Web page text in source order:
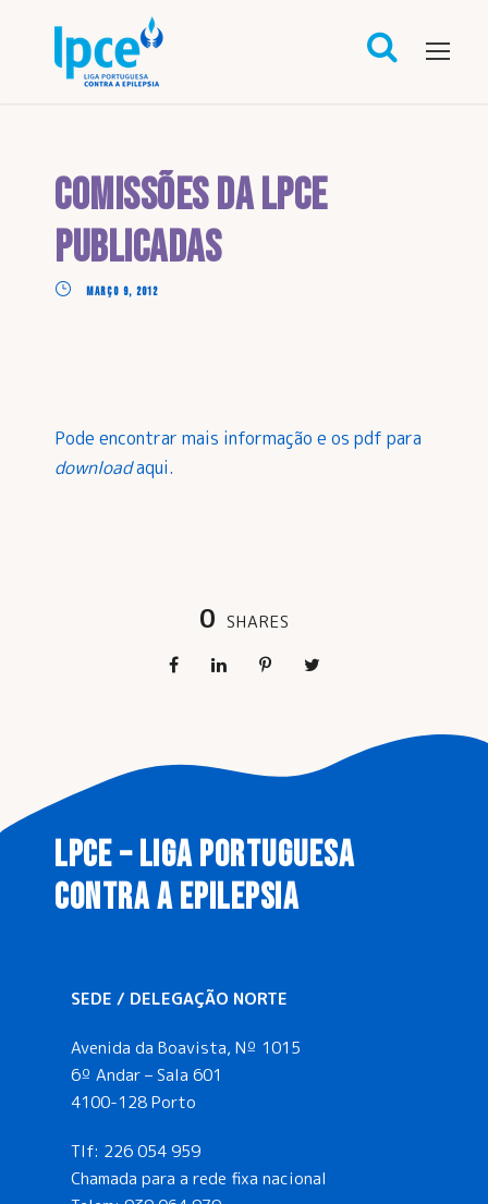
Comissões da LPCE
publicadas
MARÇO 9, 2012
Pode encontrar mais informação e os pdf para
downloadaqui.
0 SHARES
LPCE – LIGA PORTUGUESA
CONTRA A EPILEPSIA
SEDE / DELEGAÇÃO NORTE
Avenida da Boavista, Nº 1015
6º Andar – Sala 601
4100-128 Porto
Tlf: 226 054 959
Chamada para a rede fixa nacional